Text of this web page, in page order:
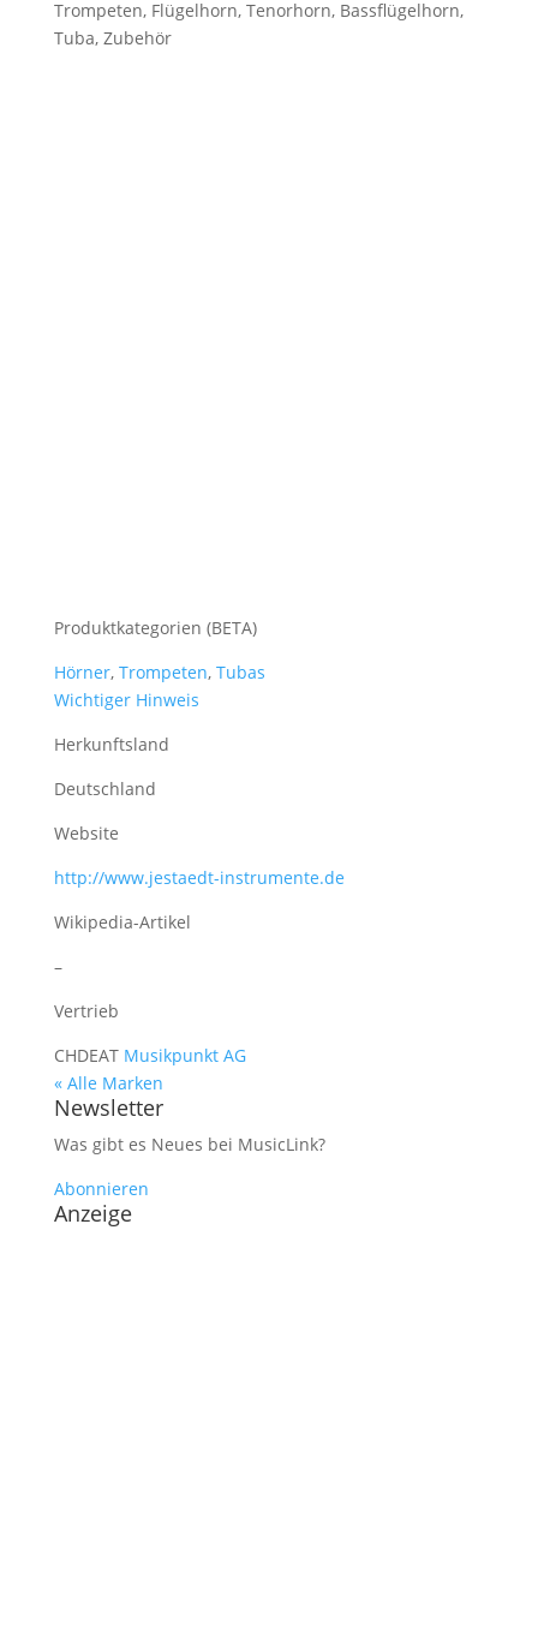
Trompeten, Flügelhorn, Tenorhorn, Bassflügelhorn,
Tuba, Zubehör
Produktkategorien (BETA)
Hörner, Trompeten, Tubas
Wichtiger Hinweis
Herkunftsland
Deutschland
Website
http://www.jestaedt-instrumente.de
Wikipedia-Artikel
–
Vertrieb
CHDEAT Musikpunkt AG
« Alle Marken
Newsletter
Was gibt es Neues bei MusicLink?
Abonnieren
Anzeige